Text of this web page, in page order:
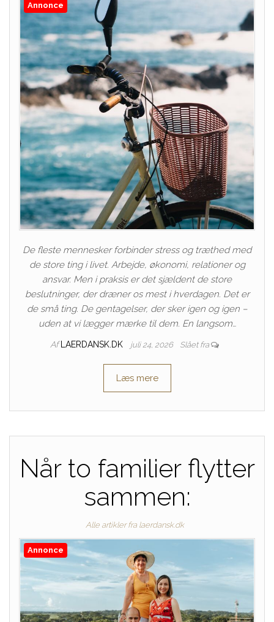
Annonce
De fleste mennesker forbinder stress og træthed med
de store ting i livet. Arbejde, økonomi, relationer og
ansvar. Men i praksis er det sjældent de store
beslutninger, der dræner os mest i hverdagen. Det er
de små ting. De gentagelser, der sker igen og igen –
uden at vi lægger mærke til dem. En langsom…
Af LAERDANSK.DK juli 24, 2026 Slået fra
Læs mere
Når to familier flytter
sammen:
Alle artikler fra laerdansk.dk
Annonce